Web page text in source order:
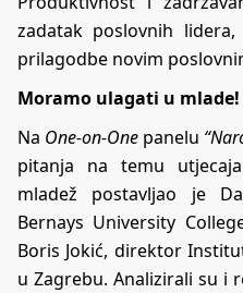
zadatak poslovnih
prilagodbe novim
Moramo ulagati u mlade!
Na One-on-One panelu
pitanja na temu
mladež postavljao je
Bernays University
Boris Jokić, direktor
u Zagrebu. Analizirali su i